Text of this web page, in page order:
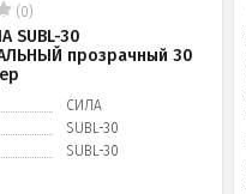
(0)
SUBL-30
прозрачный 30
СИЛА
SUBL-30
SUBL-30